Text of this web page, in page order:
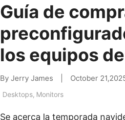
Guía de
los equipos
By Jerry James October
Desktops, Monitors
Se acerca la temporada